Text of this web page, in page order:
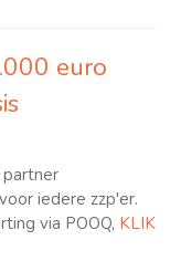
euro
iedere zzp'er.
via POOQ, KLIK